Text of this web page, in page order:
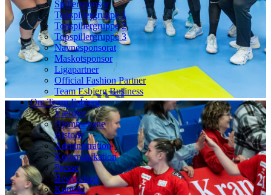
Spillersponsor
Topspillergruppe 1
Topspillergruppe 2
Topspillergruppe 3
Navnesponsorat
Maskotsponsor
Ligapartner
Official Fashion Partner
Team Esbjerg Business
Om Team Esbjerg
Værdier
Hjemmebane
Historie
Administration
Kommunikation
Presse
Bestyrelsen
Kontakt